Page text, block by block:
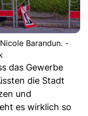
Barandun. -
das Gewerbe
die Stadt
und
es wirklich so